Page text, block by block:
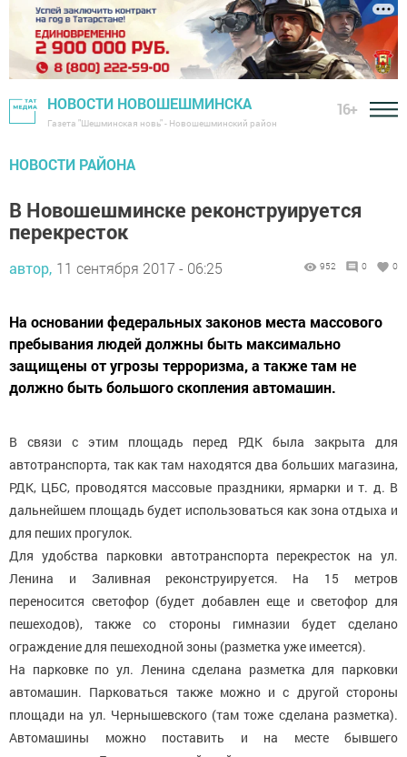
НОВОСТИ НОВОШЕШМИНСКА
Газета "Шешминская новь" - Новошешминский район
16+
НОВОСТИ РАЙОНА
В Новошешминске реконструируется
перекресток
автор, 11 сентября 2017 - 06:25 952 0 0
На основании федеральных законов места массового
пребывания людей должны быть максимально
защищены от угрозы терроризма, а также там не
должно быть большого скопления автомашин.
В связи с этим площадь перед РДК была закрыта для
автотранспорта, так как там находятся два больших магазина,
РДК, ЦБС, проводятся массовые праздники, ярмарки и т. д. В
дальнейшем площадь будет использоваться как зона отдыха и
для пеших прогулок.
Для удобства парковки автотранспорта перекресток на ул.
Ленина и Заливная реконструируется. На 15 метров
переносится светофор (будет добавлен еще и светофор для
пешеходов), также со стороны гимназии будет сделано
ограждение для пешеходной зоны (разметка уже имеется).
На парковке по ул. Ленина сделана разметка для парковки
автомашин. Парковаться также можно и с другой стороны
площади на ул. Чернышевского (там тоже сделана разметка).
Автомашины можно поставить и на месте бывшего